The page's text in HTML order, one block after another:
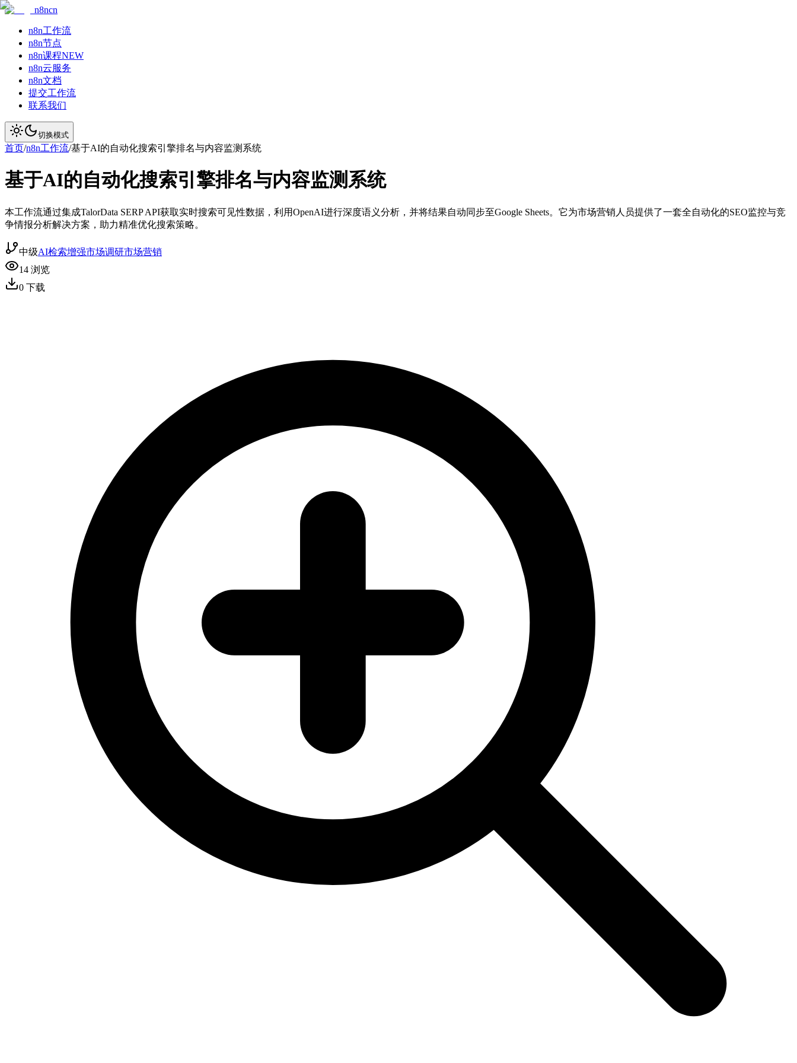
n8ncn
n8n工作流
n8n节点
n8n课程NEW
n8n云服务
n8n文档
提交工作流
联系我们
切换模式
首页/n8n工作流/基于AI的自动化搜索引擎排名与内容监测系统
基于AI的自动化搜索引擎排名与内容监测系统
本工作流通过集成TalorData SERP API获取实时搜索可见性数据，利用OpenAI进行深度语义分析，并将结果自动同步至Google Sheets。它为市场营销人员提供了一套全自动化的SEO监控与竞
争情报分析解决方案，助力精准优化搜索策略。
中级AI检索增强市场调研市场营销
14 浏览
0 下载